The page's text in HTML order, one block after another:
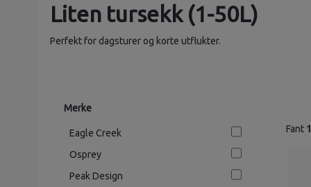
Liten tursekk (1-50L)
Perfekt for dagsturer og korte utflukter.
Merke
Eagle Creek
Osprey
Peak Design
Fant